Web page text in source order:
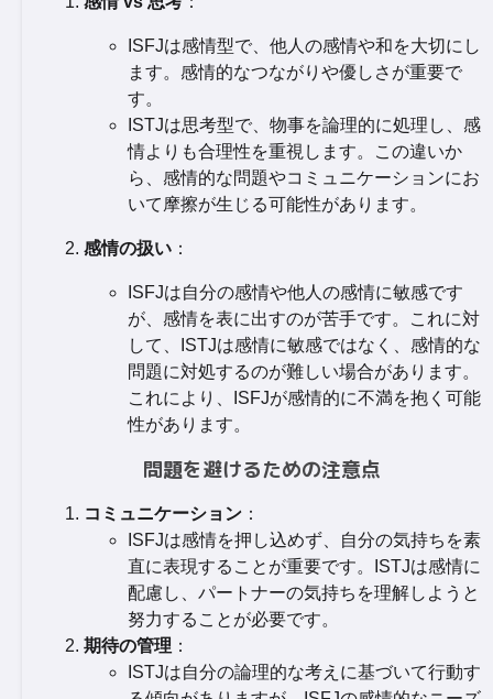
ISFJは感情型で、他人の感情や和を大切にし
ます。感情的なつながりや優しさが重要で
す。
ISTJは思考型で、物事を論理的に処理し、感
情よりも合理性を重視します。この違いか
ら、感情的な問題やコミュニケーションにお
いて摩擦が生じる可能性があります。
感情の扱い ：
ISFJは自分の感情や他人の感情に敏感です
が、感情を表に出すのが苦手です。これに対
して、ISTJは感情に敏感ではなく、感情的な
問題に対処するのが難しい場合があります。
これにより、ISFJが感情的に不満を抱く可能
性があります。
問題を避けるための注意点
コミュニケーション ：
ISFJは感情を押し込めず、自分の気持ちを素
直に表現することが重要です。ISTJは感情に
配慮し、パートナーの気持ちを理解しようと
努力することが必要です。
期待の管理 ：
ISTJは自分の論理的な考えに基づいて行動す